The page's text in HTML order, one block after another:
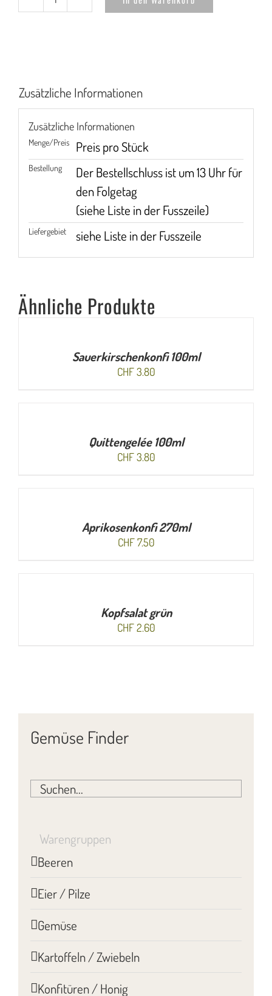
Bitterorangenkonfi
Zusätzliche Informationen
Zusätzliche Informationen
Menge/Preis Preis pro Stück
Bestellung
Der Bestellschluss ist um 13 Uhr für
den Folgetag
(siehe Liste in der Fusszeile)
Liefergebiet siehe Liste in der Fusszeile
Ähnliche Produkte
IN
DEN
Sauerkirschenkonfi 100ml
CHF3.80
Quittengelée 100ml
CHF3.80
Aprikosenkonfi 270ml
CHF7.50
Kopfsalat grün
CHF2.60
Gemüse Finder
Warengruppen
Beeren
Eier / Pilze
Gemüse
Kartoffeln / Zwiebeln
Konfitüren / Honig